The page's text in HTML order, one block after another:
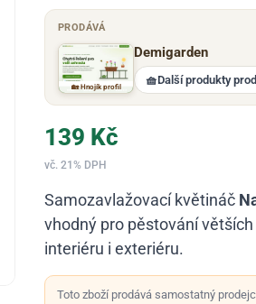
PRODÁVÁ
🏡 Hnojík profil
Demigarden
🧺Další produkty
139 Kč
vč. 21% DPH
Samozavlažovací květináč
vhodný pro pěstování
interiéru i exteriéru.
Toto zboží prodává samostatný